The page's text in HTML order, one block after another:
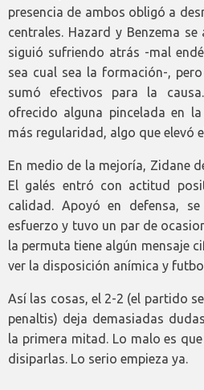
presencia de ambos obligó a
centrales. Hazard y Benzema
siguió sufriendo atrás -mal
sea cual sea la formación-,
sumó efectivos para la
ofrecido alguna pincelada en
más regularidad, algo que elevó
En medio de la mejoría, Zidane
El galés entró con actitud
calidad. Apoyó en defensa,
esfuerzo y tuvo un par de
la permuta tiene algún mensaje
ver la disposición anímica y
Así las cosas, el 2-2 (el partido
penaltis) deja demasiadas
la primera mitad. Lo malo es
disiparlas. Lo serio empieza ya.